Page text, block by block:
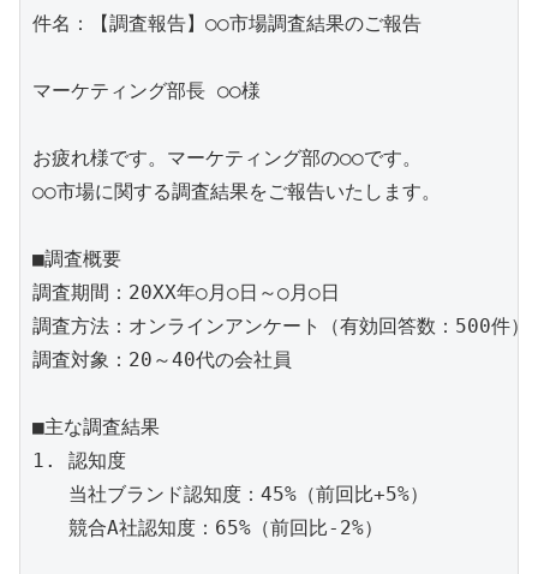
件名：【調査報告】○○市場調査結果のご報告
マーケティング部長 ○○様
お疲れ様です。マーケティング部の○○です。
○○市場に関する調査結果をご報告いたします。
■調査概要
調査期間：20XX年○月○日～○月○日
調査方法：オンラインアンケート（有効回答数：500件）
調査対象：20～40代の会社員
■主な調査結果
1. 認知度
   当社ブランド認知度：45%（前回比+5%）
   競合A社認知度：65%（前回比-2%）